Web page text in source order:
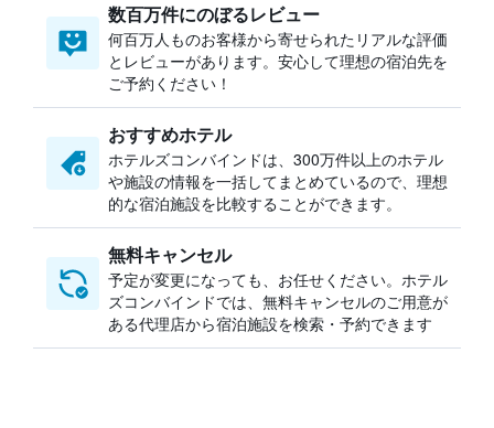
数百万件にのぼるレビュー
何百万人ものお客様から寄せられたリアルな評価
とレビューがあります。安心して理想の宿泊先を
ご予約ください！
おすすめホテル
ホテルズコンバインドは、300万件以上のホテル
や施設の情報を一括してまとめているので、理想
的な宿泊施設を比較することができます。
無料キャンセル
予定が変更になっても、お任せください。ホテル
ズコンバインドでは、無料キャンセルのご用意が
ある代理店から宿泊施設を検索・予約できます